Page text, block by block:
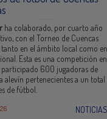
ha colaborado, por cuarto año
con el Torneo de Cuencas
tanto en el ámbito local como
Esta es una competición
participado 600 jugadoras de
alevín pertenecientes a un total
de fútbol.
NOTICIAS